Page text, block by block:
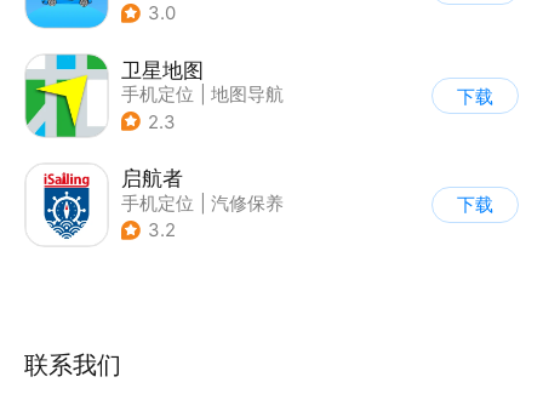
3.0
卫星地图
手机定位
地图导航
2.3
下载
启航者
手机定位
汽修保养
3.2
下载
联系我们